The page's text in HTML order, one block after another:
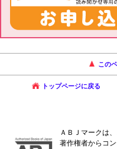
この
トップページに戻る
ＡＢＪマークは
著作権者からコ